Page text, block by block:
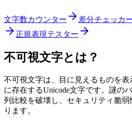
文字数カウンター 差分チェッカ
正規表現テスター
不可視文字とは？
不可視文字は、目に見えるものを
に存在するUnicode文字です。謎の
列比較を破壊し、セキュリティ脆
ります。